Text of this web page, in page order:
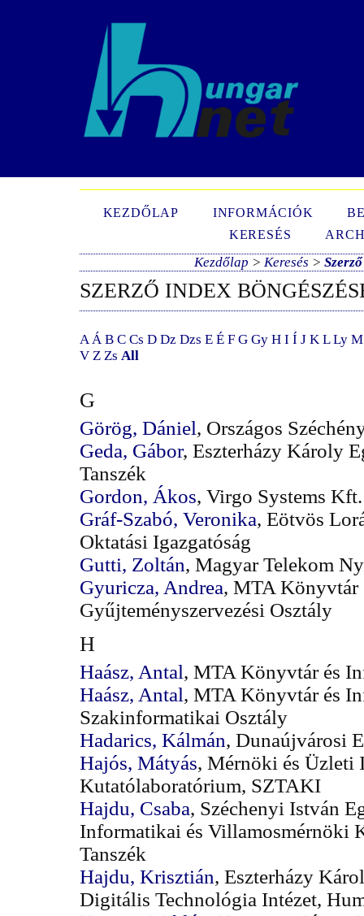
KEZDŐLAP INFORMÁCIÓK
KERESÉS
Kezdőlap > Keresés >
SZERZŐ INDEX
A Á B C Cs D Dz Dzs E É F G Gy H I Í J K L Ly M
V Z Zs All
G
Görög, Dániel, Országos
Geda, Gábor, Eszterházy Károly
Tanszék
Gordon, Ákos, Virgo Systems Kft.
Gráf-Szabó, Veronika, Eötvös
Oktatási Igazgatóság
Gutti, Zoltán, Magyar Telekom
Gyuricza, Andrea, MTA Könyvtár
Gyűjteményszervezési Osztály
H
Haász, Antal, MTA Könyvtár és
Haász, Antal, MTA Könyvtár és
Szakinformatikai Osztály
Hadarics, Kálmán, Dunaújvárosi
Hajós, Mátyás, Mérnöki és Üzleti
Kutatólaboratórium, SZTAKI
Hajdu, Csaba, Széchenyi István
Informatikai és Villamosmérnöki
Tanszék
Hajdu, Krisztián, Eszterházy
Digitális Technológia Intézet,